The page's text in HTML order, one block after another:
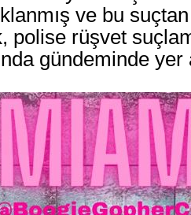
ve bu
polise rüşvet
gündeminde yer